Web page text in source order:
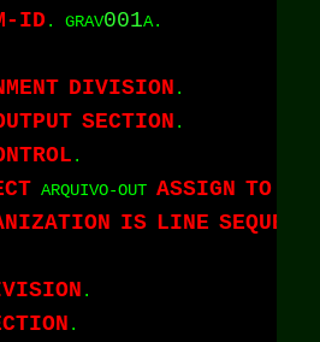
ID . GRAV001A.
DIVISION
SECTION
ARQUIVO-OUT ASSIGN TO
IS LINE